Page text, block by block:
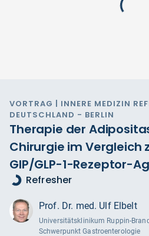
VORTRAG | INNERE MEDIZIN
DEUTSCHLAND - BERLIN
Therapie der
Chirurgie im Vergleich
GIP/GLP-1-Rezeptor-
Refresher
Prof. Dr. med. Ulf Elbelt
Universitätsklinikum Ruppin-
Schwerpunkt Gastroenterologie